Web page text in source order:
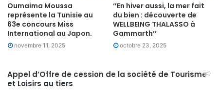
Oumaima Moussa
représente la Tunisie au
63e concours Miss
International au Japon.
novembre 11, 2025
‘’En hiver aussi, la mer fait
du bien : découverte de
WELLBEING THALASSO à
Gammarth’’
octobre 23, 2025
Appel d’Offre de cession de la société de Tourisme
et Loisirs au tiers